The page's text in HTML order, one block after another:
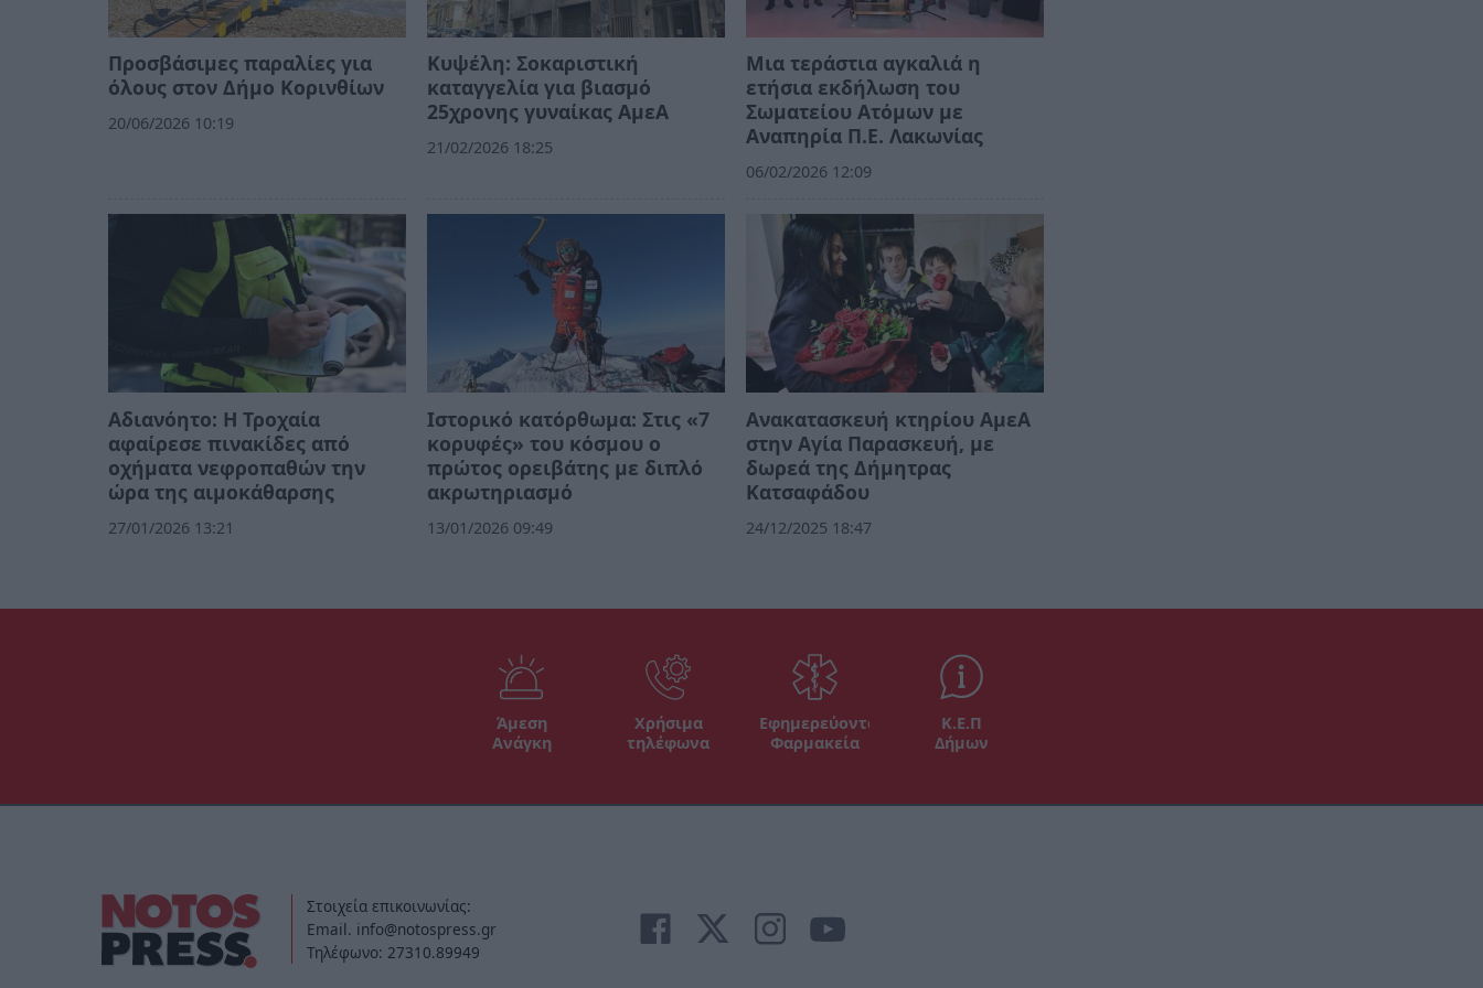
Προσβάσιμες παραλίες για
όλους στον Δήμο Κορινθίων
20/06/2026 10:19
Κυψέλη: Σοκαριστική
καταγγελία για βιασμό
25χρονης γυναίκας ΑμεΑ
21/02/2026 18:25
Μια τεράστια αγκαλιά η
ετήσια εκδήλωση του
Σωματείου Ατόμων με
Αναπηρία Π.Ε. Λακωνίας
06/02/2026 12:09
Αδιανόητο: Η Τροχαία
αφαίρεσε πινακίδες από
οχήματα νεφροπαθών την
ώρα της αιμοκάθαρσης
27/01/2026 13:21
Ιστορικό κατόρθωμα: Στις «7
κορυφές» του κόσμου ο
πρώτος ορειβάτης με διπλό
ακρωτηριασμό
13/01/2026 09:49
Ανακατασκευή κτηρίου ΑμεΑ
στην Αγία Παρασκευή, με
δωρεά της Δήμητρας
Κατσαφάδου
24/12/2025 18:47
Άμεση
Ανάγκη
Χρήσιμα
τηλέφωνα
Εφημερεύοντα
Φαρμακεία
Κ.Ε.Π
Δήμων
Στοιχεία επικοινωνίας:
Email. info@notospress.gr
Τηλέφωνο: 27310.89949